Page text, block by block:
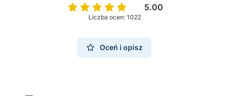
5.00
Liczba ocen: 1022
Oceń i opisz